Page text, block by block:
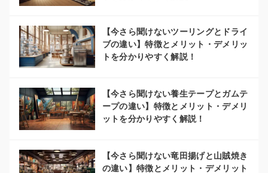
【今さら聞けないツーリングとドライ
ブの違い】特徴とメリット・デメリッ
トを分かりやすく解説！
【今さら聞けない養生テープとガムテ
ープの違い】特徴とメリット・デメリ
ットを分かりやすく解説！
【今さら聞けない竜田揚げと山賊焼き
の違い】特徴とメリット・デメリット